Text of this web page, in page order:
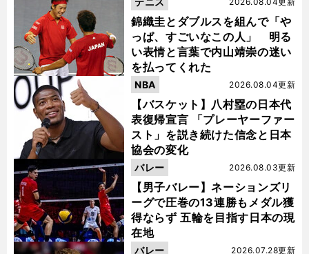
錦織圭とダブルスを組んで「や
っぱ、すごいなこの人」 明る
い表情と言葉で内山靖崇の迷い
を払ってくれた
【バスケット】八村塁の日本代
表復帰宣言 「プレーヤーファー
スト」を説き続けた信念と日本
協会の変化
2026.08.04更新
NBA
【男子バレー】ネーションズリ
ーグで圧巻の13連勝もメダル獲
得ならず 五輪を目指す日本の現
在地
2026.08.03更新
バレー
2026.07.28更新
バレー